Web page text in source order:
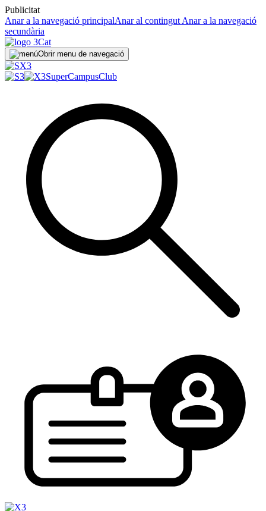
Publicitat
Anar a la navegació principalAnar al contingut Anar a la navegació
secundària
Obrir menu de navegació
SuperCampusClub